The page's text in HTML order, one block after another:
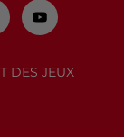
DES JEUX